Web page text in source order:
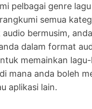
pelbagai genre
semua
bermusim,
dalam format
memainkan
mana anda boleh
aplikasi lain.